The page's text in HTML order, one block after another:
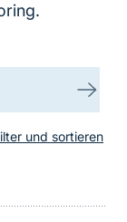
und sortieren